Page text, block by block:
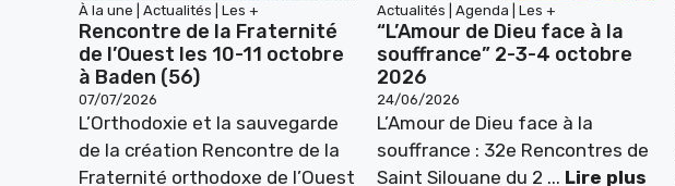
À la une Actualités Les +
Rencontre de la Fraternité
de l’Ouest les 10-11 octobre
à Baden (56)
07/07/2026
L’Orthodoxie et la sauvegarde
de la création Rencontre de la
Fraternité orthodoxe de l’Ouest
Actualités |Agenda |Les +
“L’Amour de Dieu face à la
souffrance” 2-3-4 octobre
2026
24/06/2026
L’Amour de Dieu face à la
souffrance : 32e Rencontres de
Saint Silouane du 2 ... Lire plus